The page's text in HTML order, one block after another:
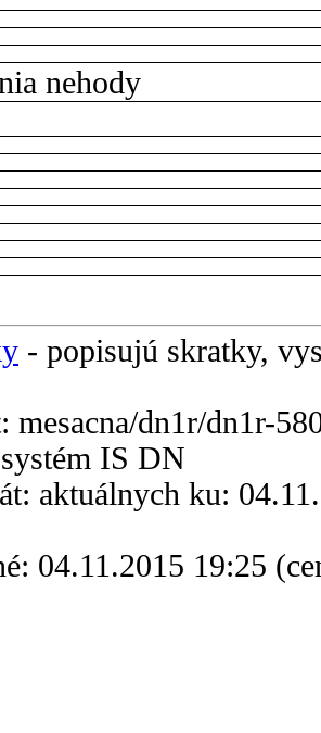
nehody
- popisujú skratky,
mesacna/dn1r/dn1r-
IS DN
aktuálnych ku:
04.11.2015 19:25